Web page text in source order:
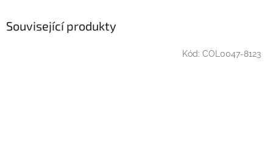
Související produkty
Kód: COL0047-8123